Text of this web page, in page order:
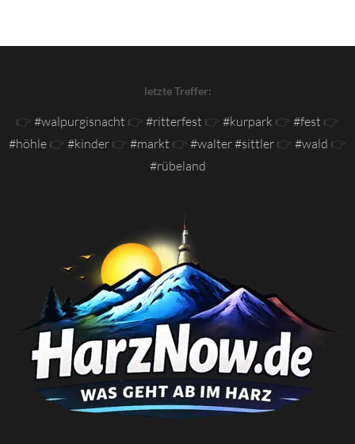
letzte Treffer:
👉 #walpurgisnacht 👉 #ritterfest 👉 #kurpark 👉 #fest 👉
#höhle 👉 #kinder 👉 #markt 👉 #walter #sittler 👉 #wald 👉
#rübeland